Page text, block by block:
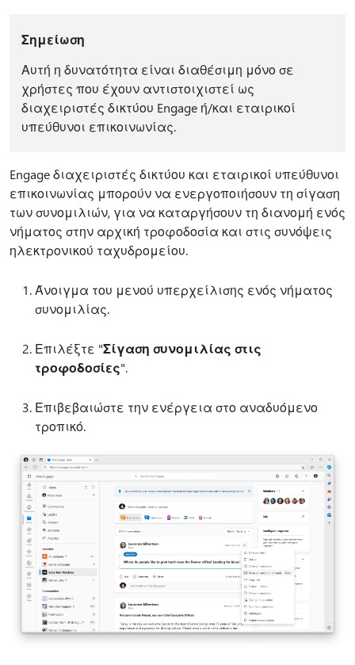
Σημείωση
Αυτή η δυνατότητα είναι διαθέσιμη μόνο σε
χρήστες που έχουν αντιστοιχιστεί ως
διαχειριστές δικτύου Engage ή/και εταιρικοί
υπεύθυνοι επικοινωνίας.
Engage διαχειριστές δικτύου και εταιρικοί υπεύθυνοι
επικοινωνίας μπορούν να ενεργοποιήσουν τη σίγαση
των συνομιλιών, για να καταργήσουν τη διανομή ενός
νήματος στην αρχική τροφοδοσία και στις συνόψεις
ηλεκτρονικού ταχυδρομείου.
Άνοιγμα του μενού υπερχείλισης ενός νήματος
συνομιλίας.
Επιλέξτε "Σίγαση συνομιλίας στις
τροφοδοσίες".
Επιβεβαιώστε την ενέργεια στο αναδυόμενο
τροπικό.